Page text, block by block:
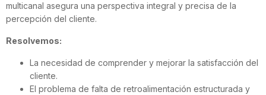
multicanal asegura una perspectiva integral y precisa de la
percepción del cliente.
Resolvemos:
La necesidad de comprender y mejorar la satisfacción del
cliente.
El problema de falta de retroalimentación estructurada y